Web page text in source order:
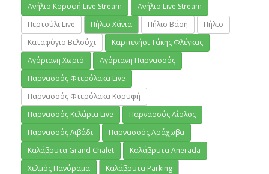
Ανήλιο Κορυφή Live Stream
Ανήλιο Live Stream
Περτούλι Live
Πήλιο Χάνια Πήλιο Βάση
Πήλιο
Καταφύγιο Βελούχι
Καρπενήσι Τάκης Φλέγκας
Αγόριανη Χωριό
Αγόριανη Παρνασσός
Παρνασσός Φτερόλακα Live
Παρνασσός Φτερόλακα Κορυφή
Παρνασσός Κελάρια Live
Παρνασσός Αίολος
Παρνασσός Λιβάδι
Παρνασσός Αράχωβα
Καλάβρυτα Grand Chalet
Καλάβρυτα Anerada
Χελμός Πανόραμα
Καλάβρυτα Parking